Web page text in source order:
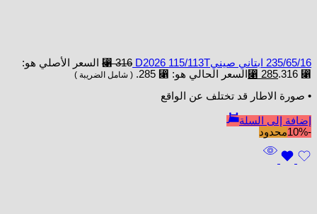
235/65/16 ابتاني صينيD2026 115/113T ⃁316
السعر الأصلي هو:
⃁ 316.
⃁ 285 السعر الحالي هو: ⃁ 285. ( شامل الضريبة )
• صورة الاطار قد تختلف عن الواقع
إضافة إلى السلة
-10%
محدود